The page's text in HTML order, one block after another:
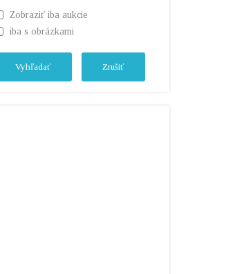
Zobraziť iba aukcie
iba s obrázkami
Vyhľadať Zrušiť